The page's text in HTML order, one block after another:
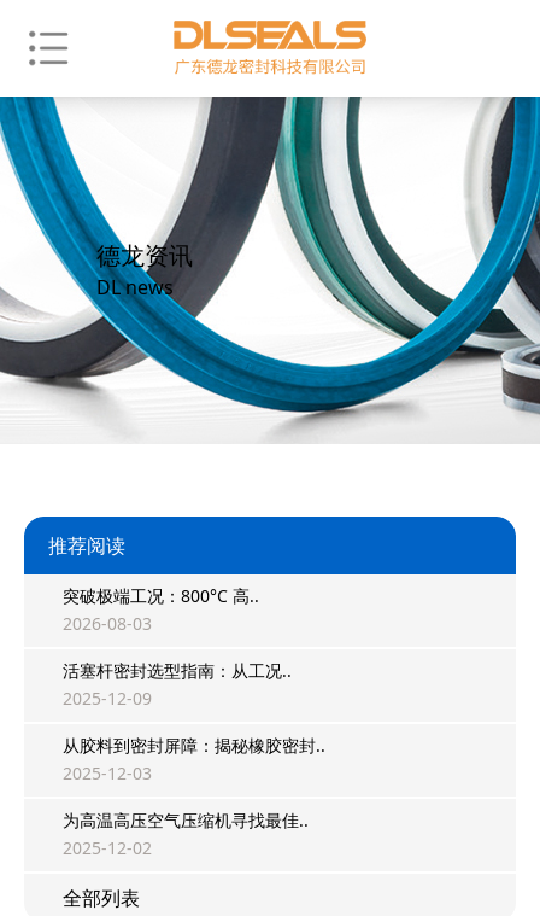
德龙资讯
DL news
推荐阅读
突破极端工况：800°C 高..
2026-08-03
活塞杆密封选型指南：从工况..
2025-12-09
从胶料到密封屏障：揭秘橡胶密封..
2025-12-03
为高温高压空气压缩机寻找最佳..
2025-12-02
全部列表